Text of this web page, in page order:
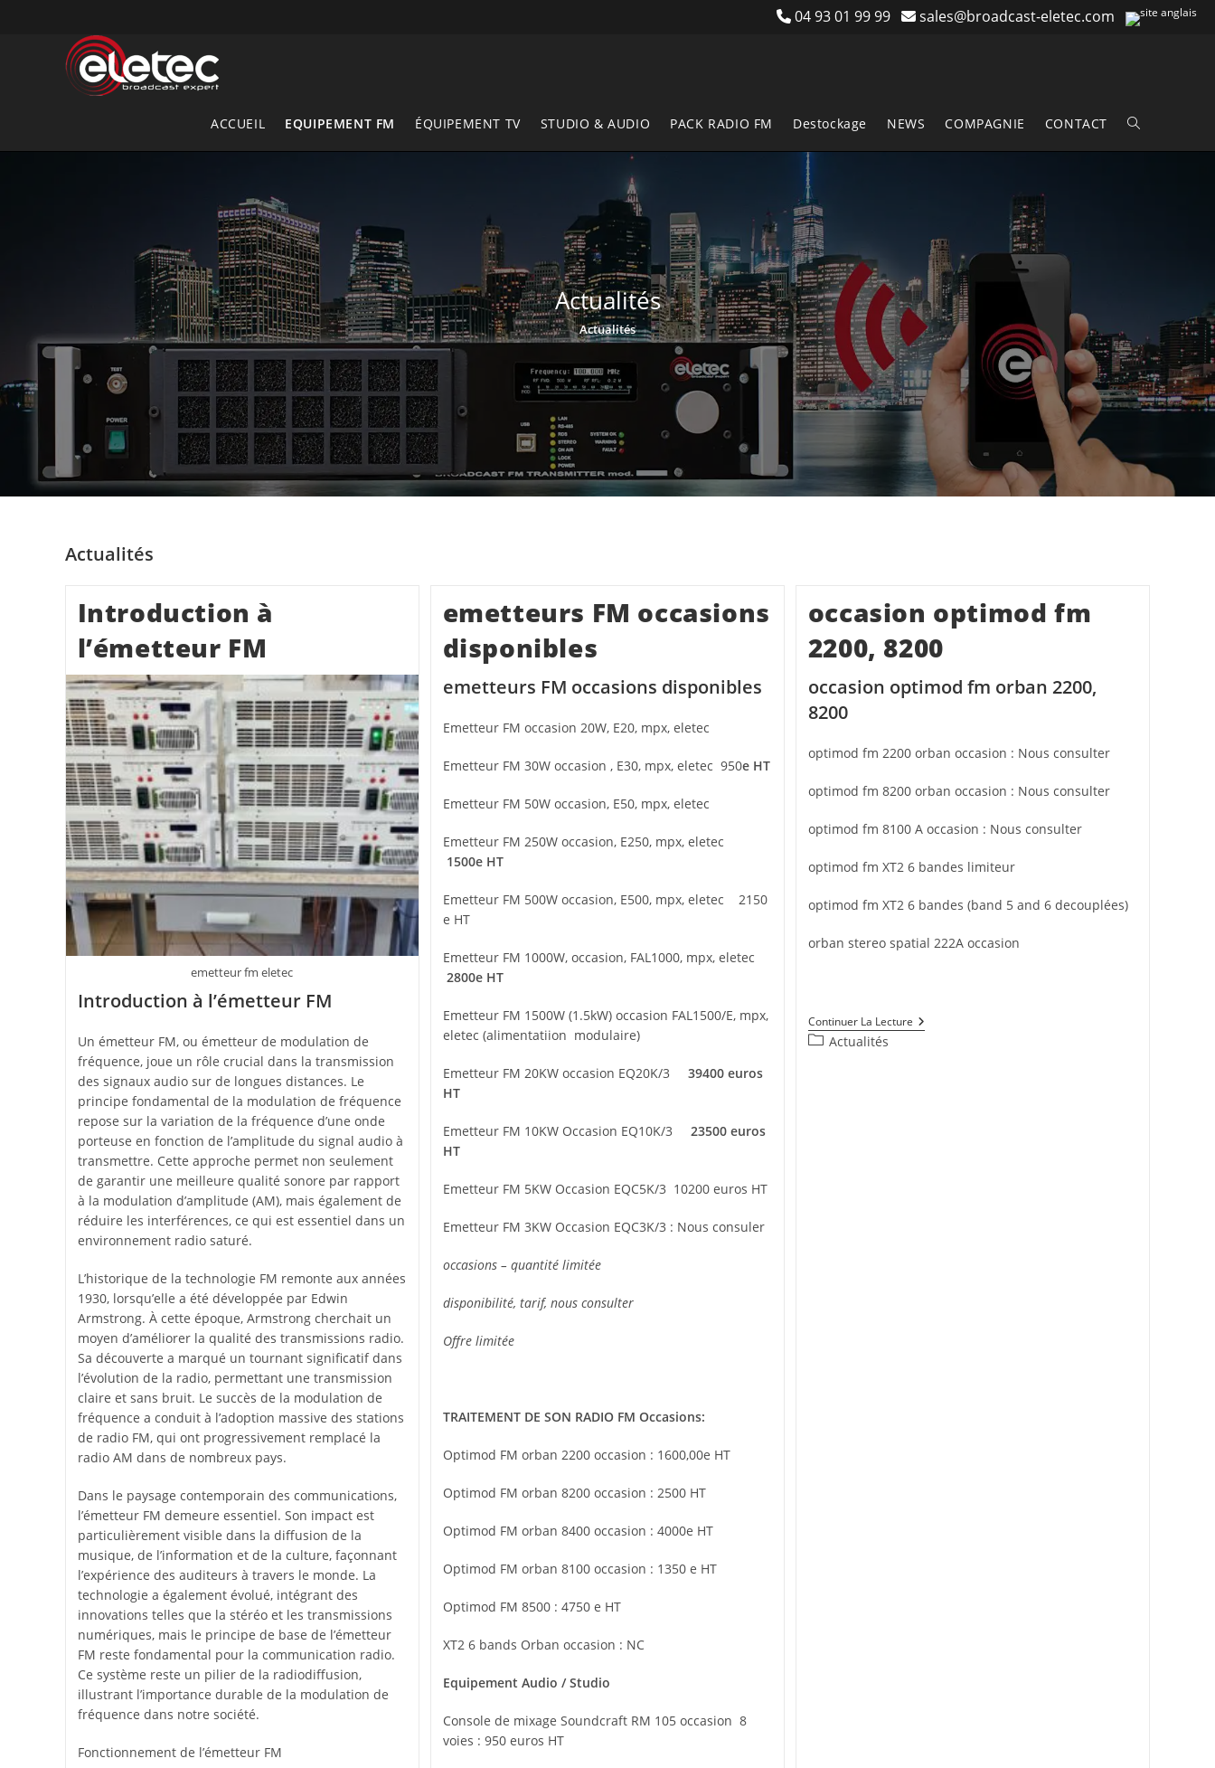
04 93 01 99 99 sales@broadcast-eletec.com
ACCUEIL EQUIPEMENT FM ÉQUIPEMENT TV STUDIO & AUDIO PACK RADIO FM Destockage NEWS COMPAGNIE CONTACT Toggle
Actualités
Actualités
Actualités
Introduction à
l’émetteur FM
emetteur fm eletec
Introduction à l’émetteur FM
Un émetteur FM, ou émetteur de modulation de
fréquence, joue un rôle crucial dans la transmission
des signaux audio sur de longues distances. Le
principe fondamental de la modulation de fréquence
repose sur la variation de la fréquence d’une onde
porteuse en fonction de l’amplitude du signal audio à
transmettre. Cette approche permet non seulement
de garantir une meilleure qualité sonore par rapport
à la modulation d’amplitude (AM), mais également de
réduire les interférences, ce qui est essentiel dans un
environnement radio saturé.
L’historique de la technologie FM remonte aux années
1930, lorsqu’elle a été développée par Edwin
Armstrong. À cette époque, Armstrong cherchait un
moyen d’améliorer la qualité des transmissions radio.
Sa découverte a marqué un tournant significatif dans
l’évolution de la radio, permettant une transmission
claire et sans bruit. Le succès de la modulation de
fréquence a conduit à l’adoption massive des stations
de radio FM, qui ont progressivement remplacé la
radio AM dans de nombreux pays.
Dans le paysage contemporain des communications,
l’émetteur FM demeure essentiel. Son impact est
particulièrement visible dans la diffusion de la
musique, de l’information et de la culture, façonnant
l’expérience des auditeurs à travers le monde. La
technologie a également évolué, intégrant des
innovations telles que la stéréo et les transmissions
numériques, mais le principe de base de l’émetteur
FM reste fondamental pour la communication radio.
Ce système reste un pilier de la radiodiffusion,
illustrant l’importance durable de la modulation de
fréquence dans notre société.
Fonctionnement de l’émetteur FM
emetteurs FM occasions
disponibles
emetteurs FM occasions disponibles
Emetteur FM occasion 20W, E20, mpx, eletec
Emetteur FM 30W occasion , E30, mpx, eletec 950e HT
Emetteur FM 50W occasion, E50, mpx, eletec
Emetteur FM 250W occasion, E250, mpx, eletec
1500e HT
Emetteur FM 500W occasion, E500, mpx, eletec 2150
e HT
Emetteur FM 1000W, occasion, FAL1000, mpx, eletec
2800e HT
Emetteur FM 1500W (1.5kW) occasion FAL1500/E, mpx,
eletec (alimentatiion modulaire)
Emetteur FM 20KW occasion EQ20K/3 39400 euros
HT
Emetteur FM 10KW Occasion EQ10K/3 23500 euros
HT
Emetteur FM 5KW Occasion EQC5K/3 10200 euros HT
Emetteur FM 3KW Occasion EQC3K/3 : Nous consuler
occasions – quantité limitée
disponibilité, tarif, nous consulter
Offre limitée
TRAITEMENT DE SON RADIO FM Occasions:
Optimod FM orban 2200 occasion : 1600,00e HT
Optimod FM orban 8200 occasion : 2500 HT
Optimod FM orban 8400 occasion : 4000e HT
Optimod FM orban 8100 occasion : 1350 e HT
Optimod FM 8500 : 4750 e HT
XT2 6 bands Orban occasion : NC
Equipement Audio / Studio
Console de mixage Soundcraft RM 105 occasion 8
voies : 950 euros HT
occasion optimod fm
2200, 8200
occasion optimod fm orban 2200,
8200
optimod fm 2200 orban occasion : Nous consulter
optimod fm 8200 orban occasion : Nous consulter
optimod fm 8100 A occasion : Nous consulter
optimod fm XT2 6 bandes limiteur
optimod fm XT2 6 bandes (band 5 and 6 decouplées)
orban stereo spatial 222A occasion
Continuer La LectureOccasion
Optimod
PostActualités